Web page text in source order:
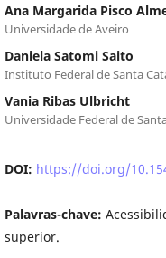
Ana Margarida Pisco
Universidade de Aveiro
Daniela Satomi Saito
Instituto Federal de Santa
Vania Ribas Ulbricht
Universidade Federal de
DOI: https://doi.org/
Palavras-chave:
superior.